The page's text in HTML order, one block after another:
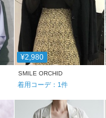
¥2,980
SMILE ORCHID
着用コーデ： 1 件